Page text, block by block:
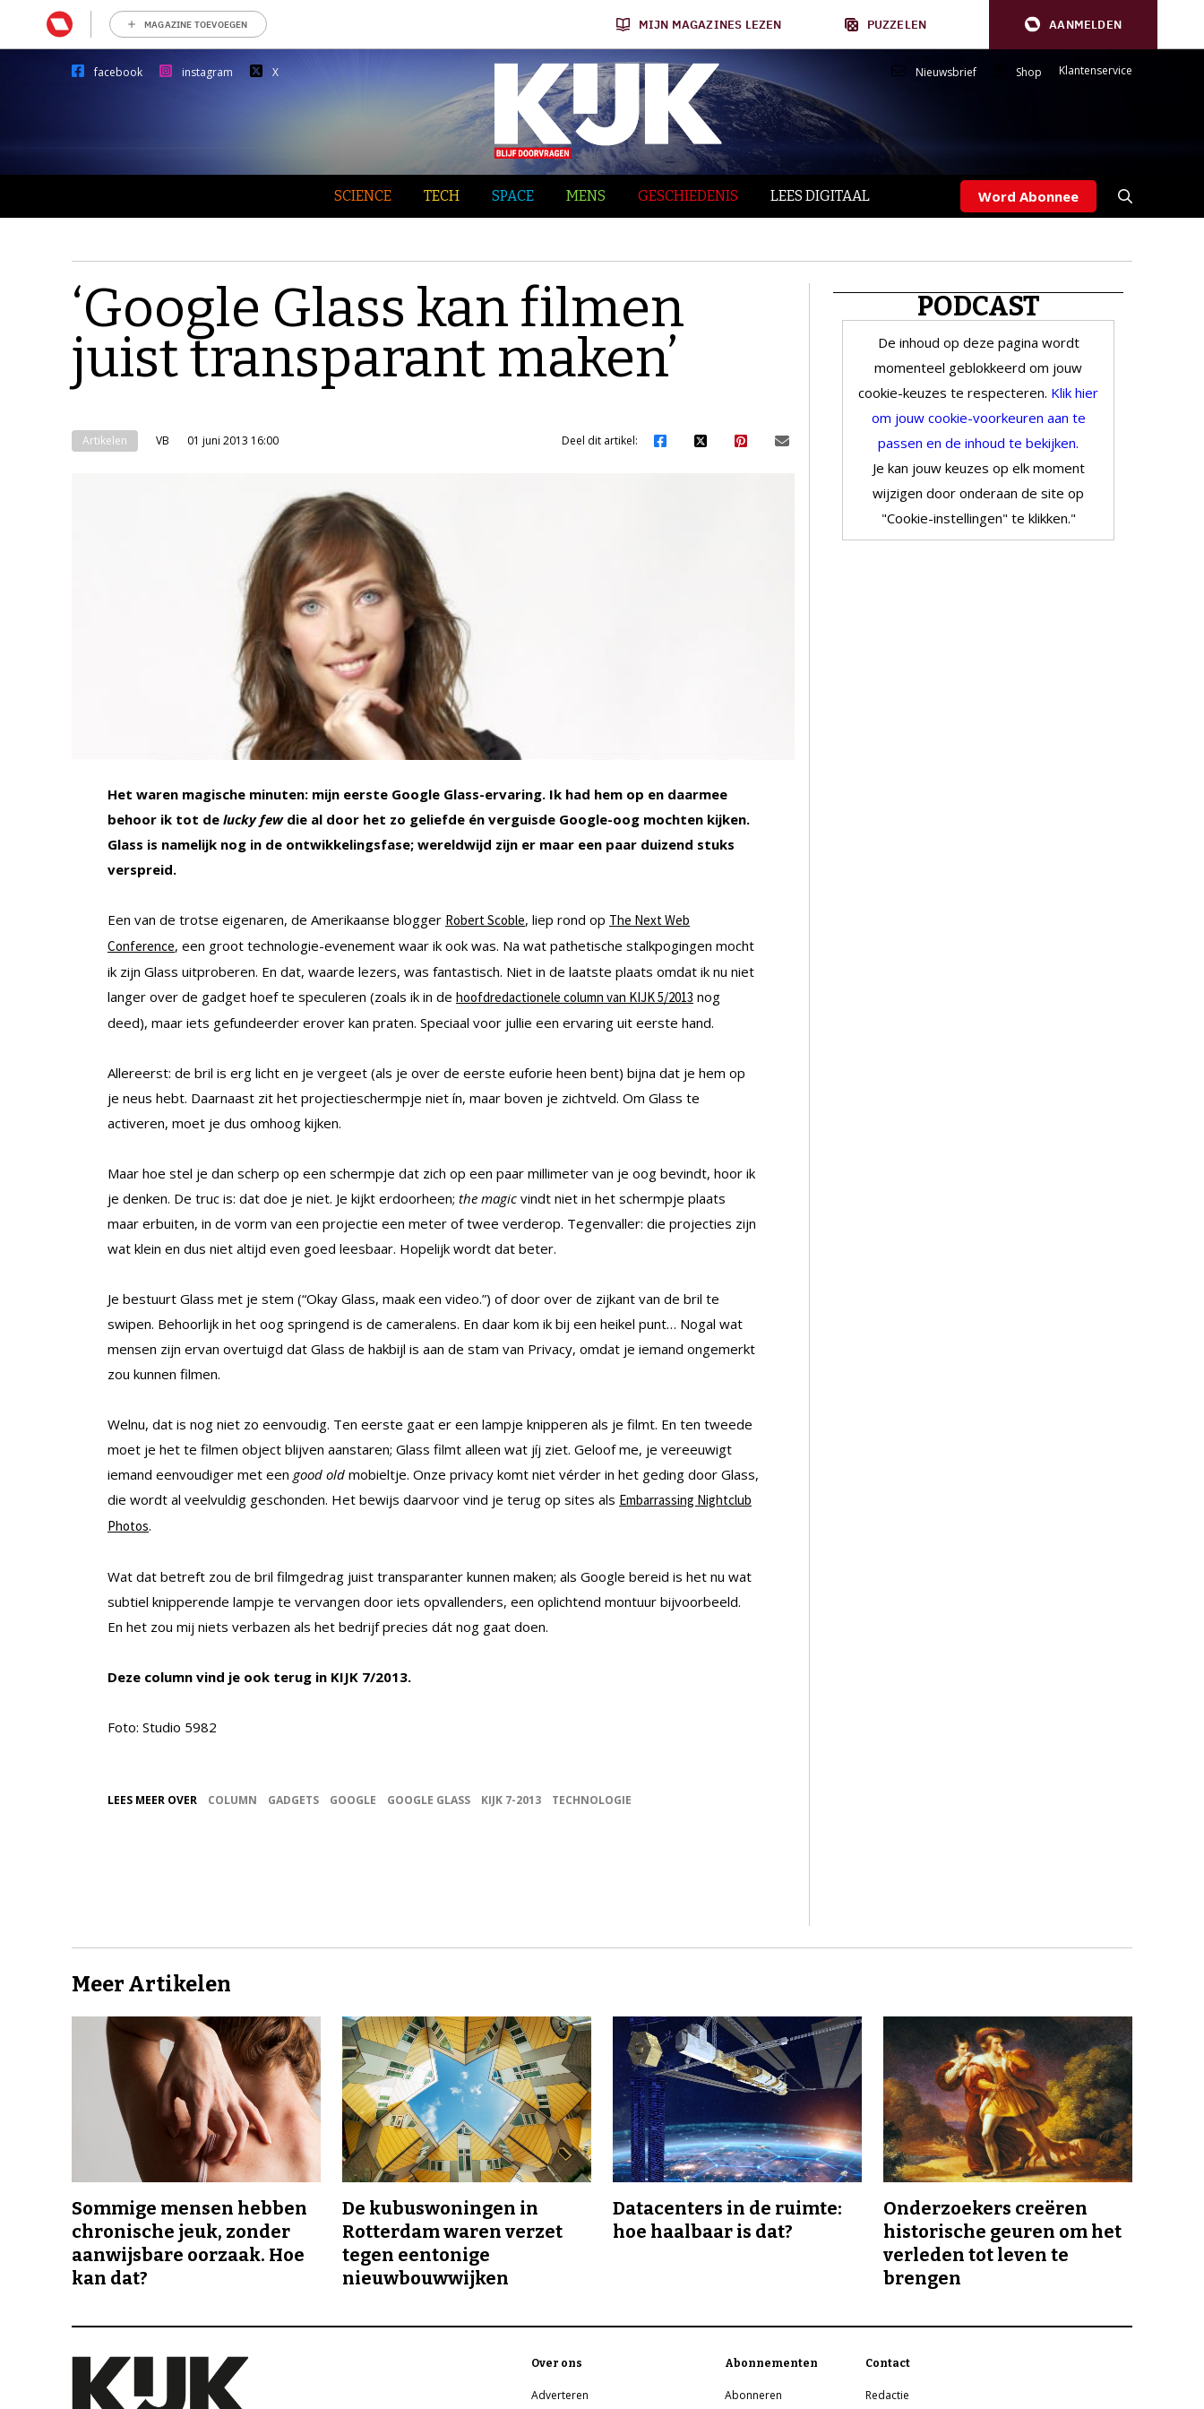
MAGAZINE TOEVOEGEN MIJN MAGAZINES LEZEN PUZZELEN AANMELDEN
facebook instagram X Nieuwsbrief Shop Klantenservice
SCIENCE TECH SPACE MENS GESCHIEDENIS LEES DIGITAAL Word Abonnee
‘Google Glass kan filmen
juist transparant maken’
Artikelen VB 01 juni 2013 16:00 Deel dit artikel:
Het waren magische minuten: mijn eerste Google Glass-ervaring. Ik had hem op en daarmee
behoor ik tot de lucky fewdie al door het zo geliefde én verguisde Google-oog mochten kijken.
Glass is namelijk nog in de ontwikkelingsfase; wereldwijd zijn er maar een paar duizend stuks
verspreid.
Een van de trotse eigenaren, de Amerikaanse blogger Robert Scoble, liep rond op The Next Web
Conference, een groot technologie-evenement waar ik ook was. Na wat pathetische stalkpogingen mocht
ik zijn Glass uitproberen. En dat, waarde lezers, was fantastisch. Niet in de laatste plaats omdat ik nu niet
langer over de gadget hoef te speculeren (zoals ik in de hoofdredactionele column van KIJK 5/2013 nog
deed), maar iets gefundeerder erover kan praten. Speciaal voor jullie een ervaring uit eerste hand.
Allereerst: de bril is erg licht en je vergeet (als je over de eerste euforie heen bent) bijna dat je hem op
je neus hebt. Daarnaast zit het projectieschermpje niet ín, maar boven je zichtveld. Om Glass te
activeren, moet je dus omhoog kijken.
Maar hoe stel je dan scherp op een schermpje dat zich op een paar millimeter van je oog bevindt, hoor ik
je denken. De truc is: dat doe je niet. Je kijkt erdoorheen; the magic vindt niet in het schermpje plaats
maar erbuiten, in de vorm van een projectie een meter of twee verderop. Tegenvaller: die projecties zijn
wat klein en dus niet altijd even goed leesbaar. Hopelijk wordt dat beter.
Je bestuurt Glass met je stem (“Okay Glass, maak een video.”) of door over de zijkant van de bril te
swipen. Behoorlijk in het oog springend is de cameralens. En daar kom ik bij een heikel punt… Nogal wat
mensen zijn ervan overtuigd dat Glass de hakbijl is aan de stam van Privacy, omdat je iemand ongemerkt
zou kunnen filmen.
Welnu, dat is nog niet zo eenvoudig. Ten eerste gaat er een lampje knipperen als je filmt. En ten tweede
moet je het te filmen object blijven aanstaren; Glass filmt alleen wat jíj ziet. Geloof me, je vereeuwigt
iemand eenvoudiger met een good old mobieltje. Onze privacy komt niet vérder in het geding door Glass,
die wordt al veelvuldig geschonden. Het bewijs daarvoor vind je terug op sites als Embarrassing Nightclub
Photos.
Wat dat betreft zou de bril filmgedrag juist transparanter kunnen maken; als Google bereid is het nu wat
subtiel knipperende lampje te vervangen door iets opvallenders, een oplichtend montuur bijvoorbeeld.
En het zou mij niets verbazen als het bedrijf precies dát nog gaat doen.
Deze column vind je ook terug in KIJK 7/2013.
Foto: Studio 5982
LEES MEER OVER COLUMN GADGETS GOOGLE GOOGLE GLASS KIJK 7-2013 TECHNOLOGIE
PODCAST
De inhoud op deze pagina wordt
momenteel geblokkeerd om jouw
cookie-keuzes te respecteren. Klik hier
om jouw cookie-voorkeuren aan te
passen en de inhoud te bekijken.
Je kan jouw keuzes op elk moment
wijzigen door onderaan de site op
"Cookie-instellingen" te klikken."
Meer Artikelen
Sommige mensen hebben
chronische jeuk, zonder
aanwijsbare oorzaak. Hoe
kan dat?
De kubuswoningen in
Rotterdam waren verzet
tegen eentonige
nieuwbouwwijken
Datacenters in de ruimte:
hoe haalbaar is dat?
Onderzoekers creëren
historische geuren om het
verleden tot leven te
brengen
Over ons
Adverteren
Abonnementen
Abonneren
Contact
Redactie